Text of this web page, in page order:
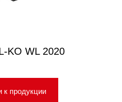
KO WL 2020
к продукции